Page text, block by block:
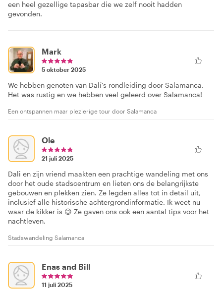
een heel gezellige tapasbar die we zelf nooit hadden
gevonden.
Mark
5 oktober 2025
We hebben genoten van Dalí's rondleiding door Salamanca.
Het was rustig en we hebben veel geleerd over Salamanca!
Een ontspannen maar plezierige tour door Salamanca
Ole
21 juli 2025
Dali en zijn vriend maakten een prachtige wandeling met ons
door het oude stadscentrum en lieten ons de belangrijkste
gebouwen en plekken zien. Ze legden alles tot in detail uit,
inclusief alle historische achtergrondinformatie. Ik weet nu
waar de kikker is 😉 Ze gaven ons ook een aantal tips voor het
nachtleven.
Stadswandeling Salamanca
Enas and Bill
11 juli 2025